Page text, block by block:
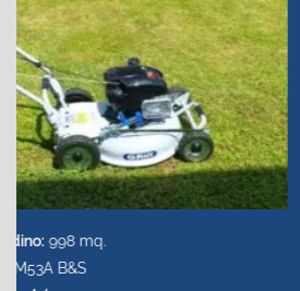
Dimensione giardino:
Modello GRIN: